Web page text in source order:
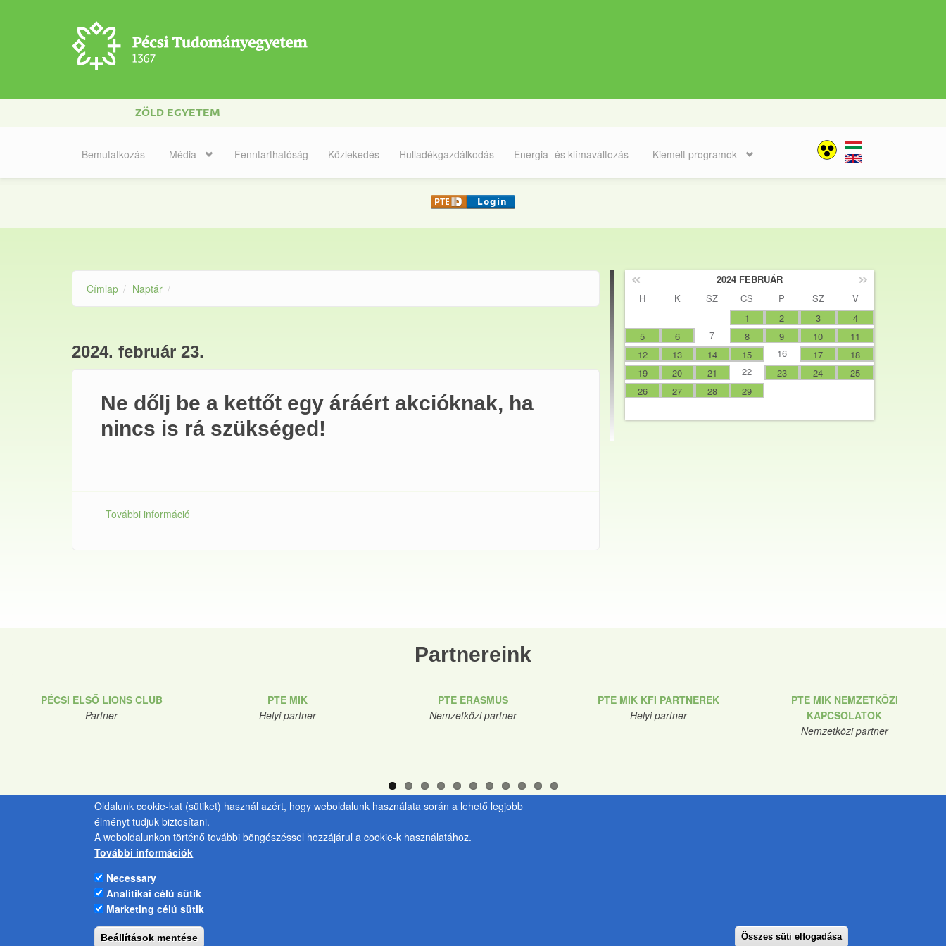
ZÖLD EGYETEM
Bemutatkozás Média Fenntarthatóság Közlekedés Hulladékgazdálkodás Energia- és klímaváltozás Kiemelt programok
Címlap Naptár
2024. február 23.
Ne dőlj be a kettőt egy áráért akcióknak, ha
nincs is rá szükséged!
További információ
H K SZ CS P SZ
V
1
2 3
4
5
6 7 8 9 10
11
12
13 14 15 16 17
18
19
20 21 22 23 24
25
26
27 28 29
2024 FEBRUÁR
Partnereink
PÉCSI ELSŐ LIONS CLUB
Partner
PTE MIK
Helyi partner
PTE ERASMUS
Nemzetközi partner
PTE MIK KFI PARTNEREK
Helyi partner
PTE MIK NEMZETKÖZI
KAPCSOLATOK
Nemzetközi partner
Oldalunk cookie-kat (sütiket) használ azért, hogy weboldalunk használata során a lehető legjobb
élményt tudjuk biztosítani.
A weboldalunkon történő további böngészéssel hozzájárul a cookie-k használatához.
További információk
Necessary
Analitikai célú sütik
Marketing célú sütik
Beállítások mentése Összes süti elfogadása